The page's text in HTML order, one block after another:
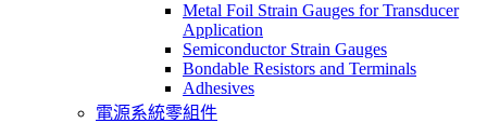
Metal Foil Strain Gauges for Transducer
Application
Semiconductor Strain Gauges
Bondable Resistors and Terminals
Adhesives
電源系統零組件